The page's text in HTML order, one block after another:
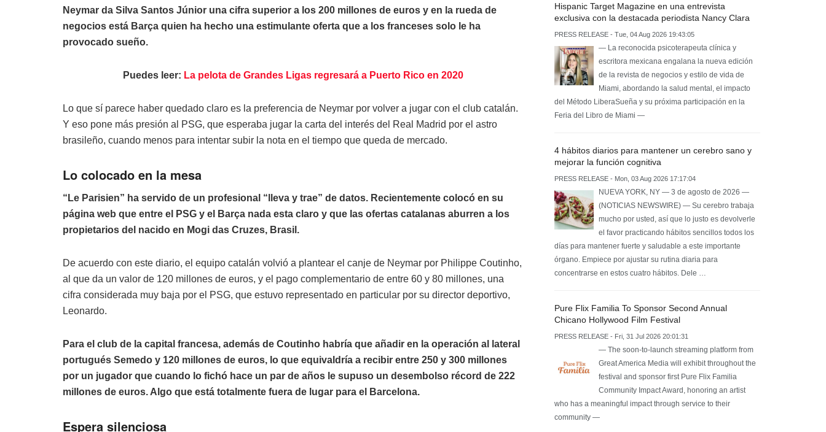
Neymar da Silva Santos Júnior una cifra superior a los 200 millones de euros y en la rueda de
negocios está Barça quien ha hecho una estimulante oferta que a los franceses solo le ha
provocado sueño.
Puedes leer: La pelota de Grandes Ligas regresará a Puerto Rico en 2020
Lo que sí parece haber quedado claro es la preferencia de Neymar por volver a jugar con el club catalán.
Y eso pone más presión al PSG, que esperaba jugar la carta del interés del Real Madrid por el astro
brasileño, cuando menos para intentar subir la nota en el tiempo que queda de mercado.
Lo colocado en la mesa
“Le Parisien” ha servido de un profesional “lleva y trae” de datos. Recientemente colocó en su
página web que entre el PSG y el Barça nada esta claro y que las ofertas catalanas aburren a los
propietarios del nacido en Mogi das Cruzes, Brasil.
De acuerdo con este diario, el equipo catalán volvió a plantear el canje de Neymar por Philippe Coutinho,
al que da un valor de 120 millones de euros, y el pago complementario de entre 60 y 80 millones, una
cifra considerada muy baja por el PSG, que estuvo representado en particular por su director deportivo,
Leonardo.
Para el club de la capital francesa, además de Coutinho habría que añadir en la operación al lateral
portugués Semedo y 120 millones de euros, lo que equivaldría a recibir entre 250 y 300 millones
por un jugador que cuando lo fichó hace un par de años le supuso un desembolso récord de 222
millones de euros. Algo que está totalmente fuera de lugar para el Barcelona.
Espera silenciosa
Hispanic Target Magazine en una entrevista
exclusiva con la destacada periodista Nancy Clara
PRESS RELEASE - Tue, 04 Aug 2026 19:43:05
— La reconocida psicoterapeuta clínica y
escritora mexicana engalana la nueva edición
de la revista de negocios y estilo de vida de
Miami, abordando la salud mental, el impacto
del Método LiberaSueña y su próxima participación en la
Feria del Libro de Miami —
4 hábitos diarios para mantener un cerebro sano y
mejorar la función cognitiva
PRESS RELEASE - Mon, 03 Aug 2026 17:17:04
NUEVA YORK, NY — 3 de agosto de 2026 —
(NOTICIAS NEWSWIRE) — Su cerebro trabaja
mucho por usted, así que lo justo es devolverle
el favor practicando hábitos sencillos todos los
días para mantener fuerte y saludable a este importante
órgano. Empiece por ajustar su rutina diaria para
concentrarse en estos cuatro hábitos. Dele …
Pure Flix Familia To Sponsor Second Annual
Chicano Hollywood Film Festival
PRESS RELEASE - Fri, 31 Jul 2026 20:01:31
— The soon-to-launch streaming platform from
Great America Media will exhibit throughout the
festival and sponsor first Pure Flix Familia
Community Impact Award, honoring an artist
who has a meaningful impact through service to their
community —